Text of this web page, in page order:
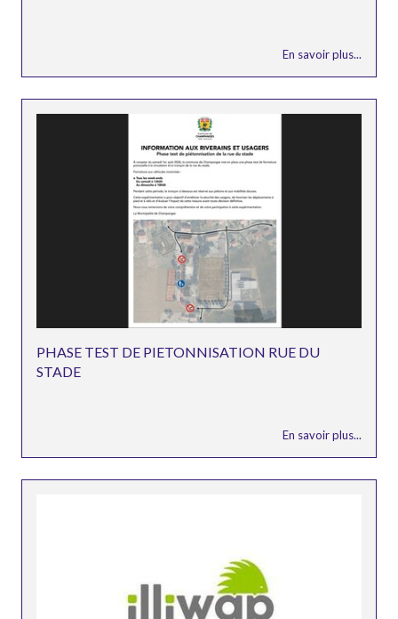
En savoir plus...
PHASE TEST DE PIETONNISATION RUE DU
STADE
En savoir plus...